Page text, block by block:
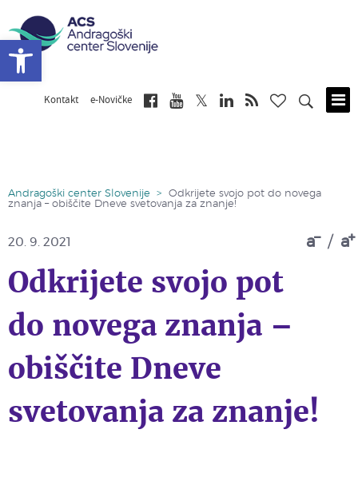
Kontakt e-Novičke
Andragoški center Slovenije >
Odkrijete svojo pot do novega
znanja – obiščite Dneve svetovanja za znanje!
a / a
20. 9. 2021
Odkrijete svojo pot
do novega znanja –
obiščite Dneve
svetovanja za znanje!
Open toolbar